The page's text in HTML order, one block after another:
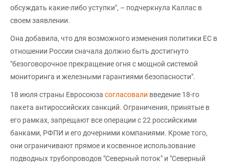
обсуждать какие-либо уступки", – подчеркнула Каллас в
своем заявлении.
Она добавила, что для возможного изменения политики ЕС в
отношении России сначала должно быть достигнуто
"безоговорочное прекращение огня с мощной системой
мониторинга и железными гарантиями безопасности".
18 июля страны Евросоюза согласовали введение 18-го
пакета антироссийских санкций. Ограничения, принятые в
его рамках, запрещают все операции с 22 российскими
банками, РФПИ и его дочерними компаниями. Кроме того,
они ограничивают прямое и косвенное использование
подводных трубопроводов "Северный поток" и "Северный